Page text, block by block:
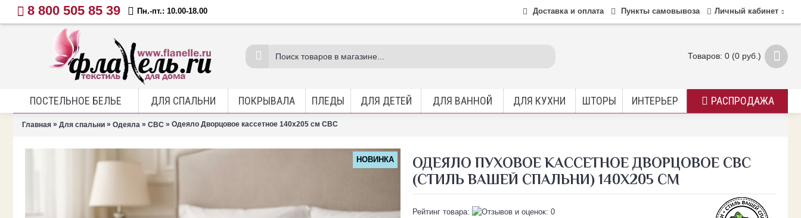
8 800 505 85 39 Пн.-пт.: 10.00-18.00 Доставка и оплата Пункты самовывоза Личный кабинет
Товаров: 0 (0 руб.)
ПОСТЕЛЬНОЕ БЕЛЬЕ ДЛЯ СПАЛЬНИ ПОКРЫВАЛА ПЛЕДЫ ДЛЯ ДЕТЕЙ ДЛЯ ВАННОЙ ДЛЯ КУХНИ ШТОРЫ ИНТЕРЬЕР РАСПРОДАЖА
Главная » Для спальни » Одеяла » СВС » Одеяло Дворцовое кассетное 140х205 см СВС
НОВИНКА
ОДЕЯЛО ПУХОВОЕ КАССЕТНОЕ ДВОРЦОВОЕ СВС
(СТИЛЬ ВАШЕЙ СПАЛЬНИ) 140Х205 СМ
Рейтинг товара: